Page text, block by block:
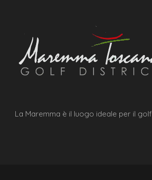
La Maremma è il luogo ideale per il golf